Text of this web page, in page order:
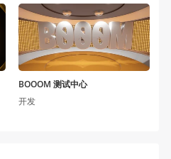
BOOOM 测试中心
开发